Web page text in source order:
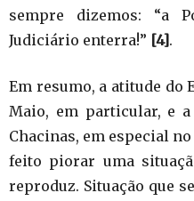
sempre dizemos: “a
Judiciário enterra!” [4] .
Em resumo, a atitude do
Maio, em particular, e a
Chacinas, em especial no
feito piorar uma
reproduz. Situação que